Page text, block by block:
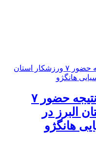
۲ مدال برنز نتیجه حضور ۷
البرز در
هانگژو